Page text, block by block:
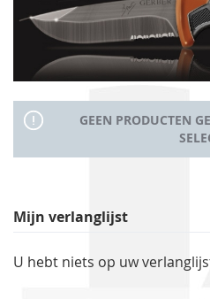
GEEN PRODUCTEN
Mijn verlanglijst
U hebt niets op uw